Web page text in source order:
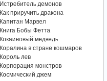
Истребитель демонов
Как приручить дракона
Капитан Марвел
Книга Бобы Фетта
Кокаиновый медведь
Коралина в стране кошмаров
Король лев
Корпорация монстров
Космический джем